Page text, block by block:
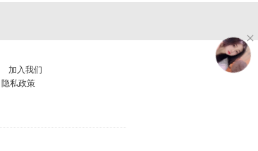
加入我们
隐私政策